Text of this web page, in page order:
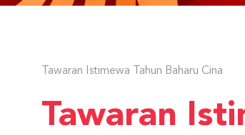
Tawaran Istimewa Tahun Baharu Cina
Tawaran